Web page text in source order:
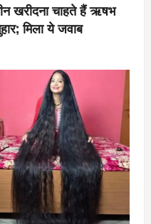
खरीदना चाहते हैं ऋषभ
मिला ये जवाब